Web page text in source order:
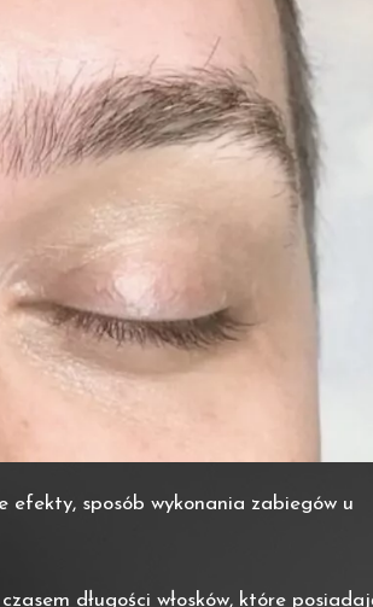
efekty, sposób wykonania zabiegów u
długości włosków, które